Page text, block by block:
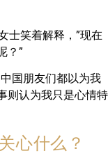
士笑着解释，”现在
？”
国朋友们都以为我
则认为我只是心情特
心什么？